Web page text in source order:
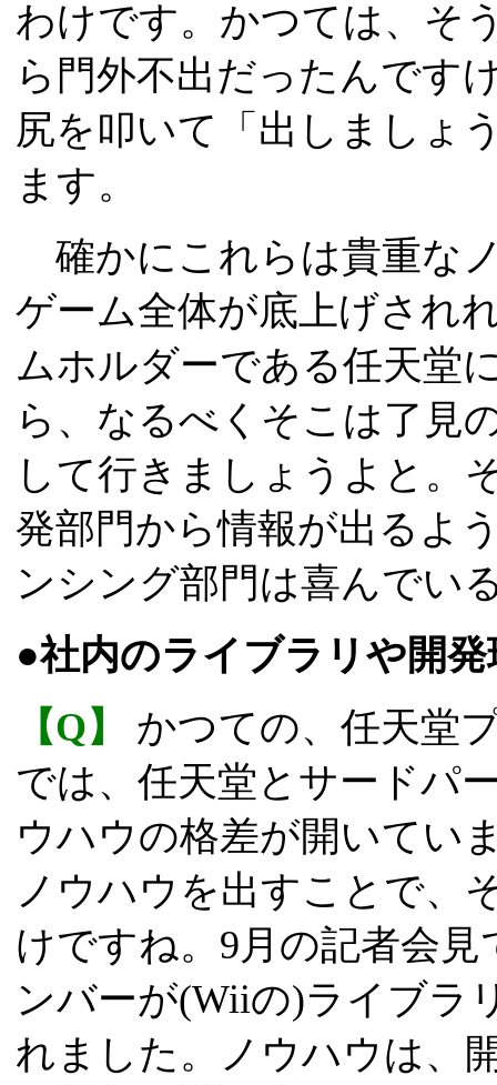
わけです。かつては、そ
ら門外不出だったんです
尻を叩いて「出しましょ
ます。
確かにこれらは貴重な
ゲーム全体が底上げされ
ムホルダーである任天堂
ら、なるべくそこは了見
して行きましょうよと。
発部門から情報が出るよ
ンシング部門は喜んでい
●社内のライブラリや開
【Q】
かつての、任天堂
では、任天堂とサードパ
ウハウの格差が開いてい
ノウハウを出すことで、
けですね。9月の記者会
ンバーが(Wiiの)ライブラ
れました。ノウハウは、